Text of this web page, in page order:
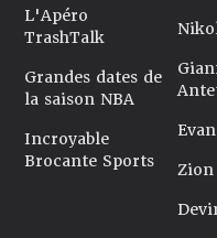
L'Apéro
TrashTalk
Grandes dates de
la saison NBA
Incroyable
Brocante Sports